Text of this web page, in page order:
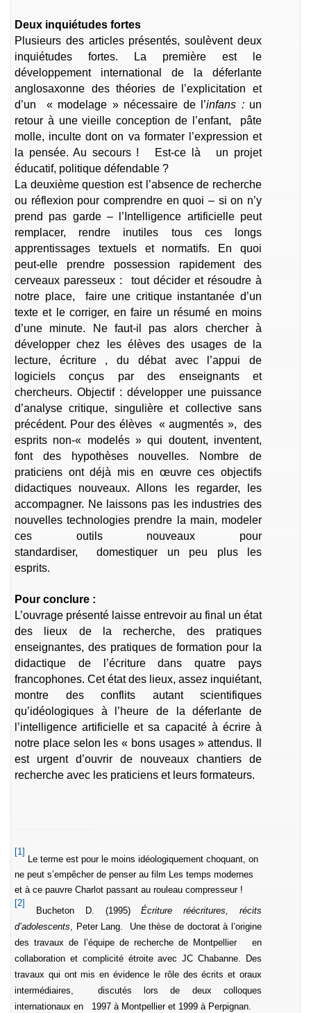
Deux inquiétudes fortes
Plusieurs des articles présentés, soulèvent deux
inquiétudes fortes. La première est le
développement international de la déferlante
anglosaxonne des théories de l’explicitation et
d’un « modelage » nécessaire de l’infans :un
retour à une vieille conception de l’enfant, pâte
molle, inculte dont on va formater l’expression et
la pensée. Au secours ! Est-ce là un projet
éducatif, politique défendable ?
La deuxième question est l’absence de recherche
ou réflexion pour comprendre en quoi – si on n’y
prend pas garde – l’Intelligence artificielle peut
remplacer, rendre inutiles tous ces longs
apprentissages textuels et normatifs. En quoi
peut-elle prendre possession rapidement des
cerveaux paresseux : tout décider et résoudre à
notre place, faire une critique instantanée d’un
texte et le corriger, en faire un résumé en moins
d’une minute. Ne faut-il pas alors chercher à
développer chez les élèves des usages de la
lecture, écriture , du débat avec l’appui de
logiciels conçus par des enseignants et
chercheurs. Objectif : développer une puissance
d’analyse critique, singulière et collective sans
précédent. Pour des élèves « augmentés », des
esprits non-« modelés » qui doutent, inventent,
font des hypothèses nouvelles. Nombre de
praticiens ont déjà mis en œuvre ces objectifs
didactiques nouveaux. Allons les regarder, les
accompagner. Ne laissons pas les industries des
nouvelles technologies prendre la main, modeler
ces outils nouveaux pour
standardiser, domestiquer un peu plus les
esprits.
Pour conclure :
L’ouvrage présenté laisse entrevoir au final un état
des lieux de la recherche, des pratiques
enseignantes, des pratiques de formation pour la
didactique de l’écriture dans quatre pays
francophones. Cet état des lieux, assez inquiétant,
montre des conflits autant scientifiques
qu’idéologiques à l’heure de la déferlante de
l’intelligence artificielle et sa capacité à écrire à
notre place selon les « bons usages » attendus. Il
est urgent d’ouvrir de nouveaux chantiers de
recherche avec les praticiens et leurs formateurs.
[1]
Le terme est pour le moins idéologiquement choquant, on
ne peut s’empêcher de penser au film Les temps modernes
et à ce pauvre Charlot passant au rouleau compresseur !
[2]
Bucheton D. (1995)Écriture réécritures, récits
d’adolescents, Peter Lang. Une thèse de doctorat à l’origine
des travaux de l’équipe de recherche de Montpellier en
collaboration et complicité étroite avec JC Chabanne. Des
travaux qui ont mis en évidence le rôle des écrits et oraux
intermédiaires, discutés lors de deux colloques
internationaux en 1997 à Montpellier et 1999 à Perpignan.